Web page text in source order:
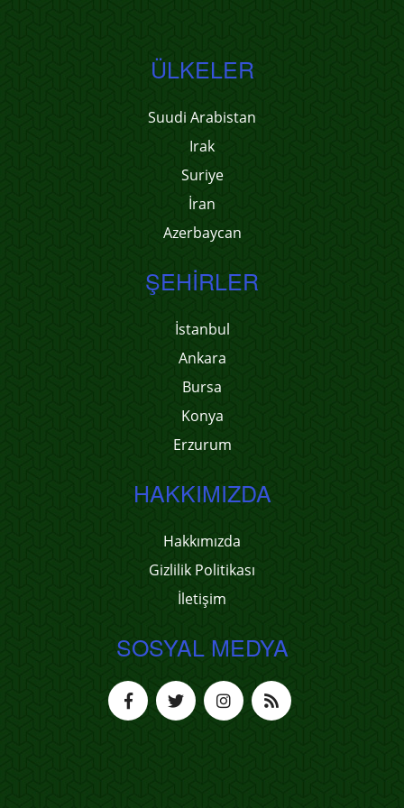
ÜLKELER
Suudi Arabistan
Irak
Suriye
İran
Azerbaycan
ŞEHIRLER
İstanbul
Ankara
Bursa
Konya
Erzurum
HAKKIMIZDA
Hakkımızda
Gizlilik Politikası
İletişim
SOSYAL MEDYA